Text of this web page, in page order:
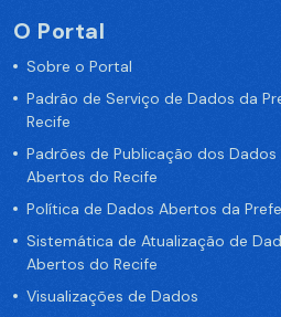
O Portal
Sobre o Portal
Padrão de Serviço de Dados da
Recife
Padrões de Publicação dos
Abertos do Recife
Política de Dados Abertos da
Sistemática de Atualização de
Abertos do Recife
Visualizações de Dados